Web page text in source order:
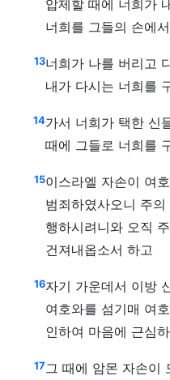
압제할 때에 너희가
너희를 그들의 손에
13너희가 나를 버리고
내가 다시는 너희를
14가서 너희가 택한 신
때에 그들로 너희를
15이스라엘 자손이 여
범죄하였사오니 주
행하시려니와 오직
건져내옵소서 하고
16자기 가운데서 이방
여호와를 섬기매 여
인하여 마음에 근심
17그 때에 암몬 자손이